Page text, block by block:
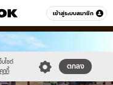
เข้าสู่ระบบสมาชิก
หมวดอื่นๆ
บไซต์
กกี้
ตกลง